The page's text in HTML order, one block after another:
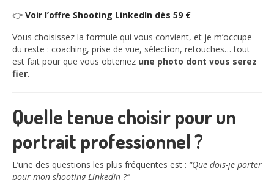
👉 Voir l’offre Shooting LinkedIn dès 59 €
Vous choisissez la formule qui vous convient, et je m’occupe
du reste : coaching, prise de vue, sélection, retouches… tout
est fait pour que vous obteniez une photo dont vous serez
fier.
Quelle tenue choisir pour un
portrait professionnel ?
L’une des questions les plus fréquentes est : “Que dois-je porter
pour mon shooting LinkedIn ?”